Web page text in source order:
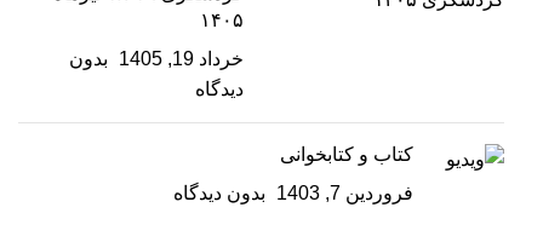
۱۴۰۵
خرداد 19, 1405
بدون
دیدگاه
کتاب و کتابخوانی
فروردین 7, 1403
بدون دیدگاه